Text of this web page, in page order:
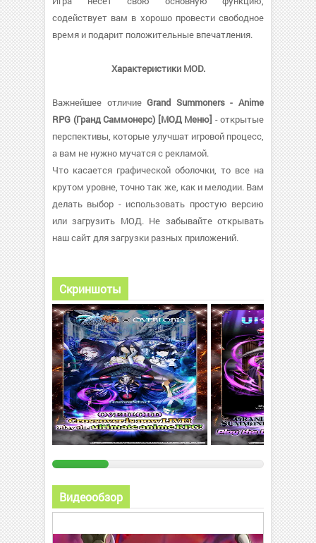
содействует вам в хорошо провести свободное
время и подарит положительные впечатления.
Характеристики MOD.
Важнейшее отличиеGrand Summoners - Anime
RPG (Гранд Саммонерс) [МОД Меню] - открытые
перспективы, которые улучшат игровой процесс,
а вам не нужно мучатся с рекламой.
Что касается графической оболочки, то все на
крутом уровне, точно так же, как и мелодии. Вам
делать выбор - использовать простую версию
или загрузить МОД. Не забывайте открывать
наш сайт для загрузки разных приложений.
Скриншоты
Видеообзор